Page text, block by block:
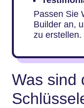
Passen Sie
Builder an,
zu erstellen.
Was sind